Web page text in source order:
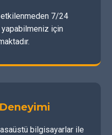
etkilenmeden 7/24
için
bilgisayarlar ile